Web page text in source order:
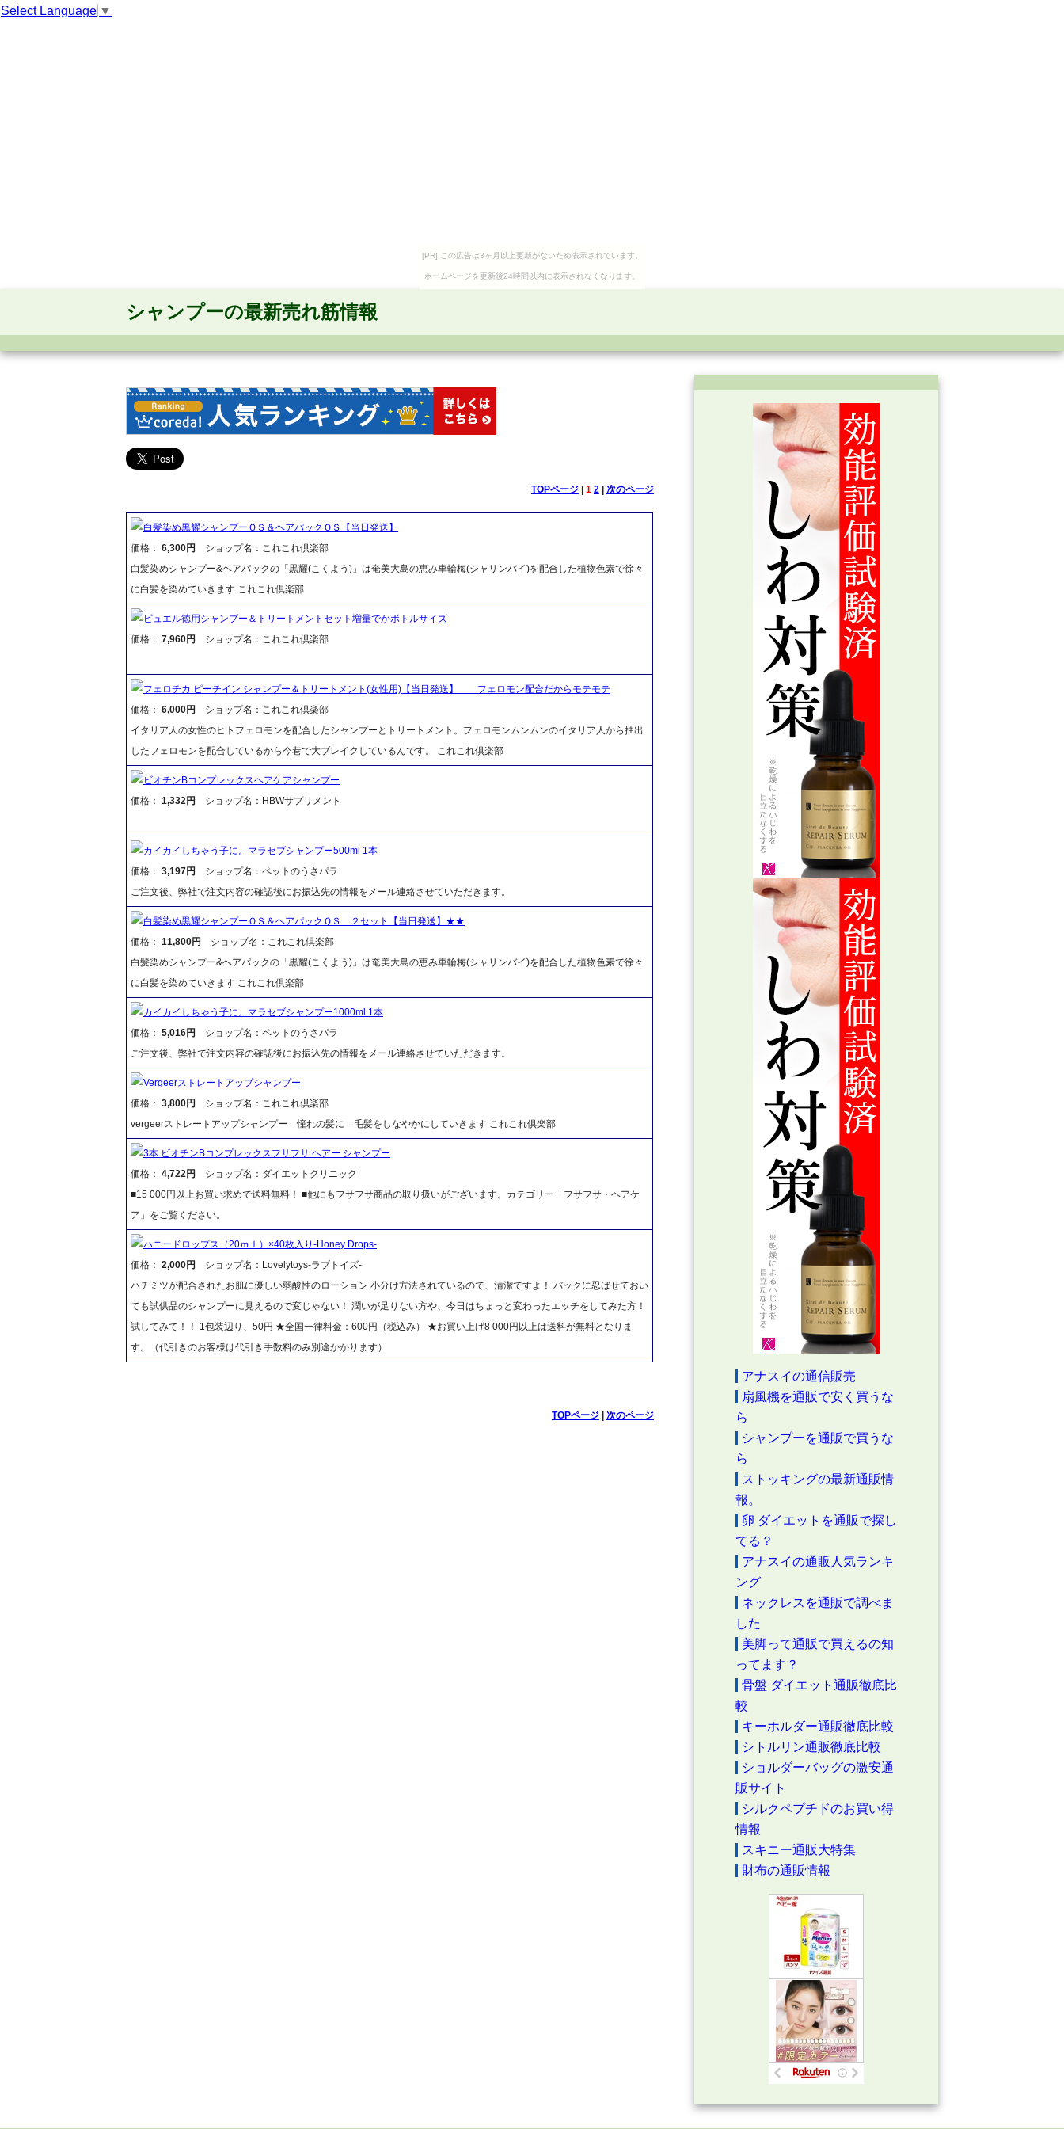
Select Language ▼
[PR] この広告は3ヶ月以上更新がないため表示されています。
ホームページを更新後24時間以内に表示されなくなります。
シャンプーの最新売れ筋情報
TOPページ| 1 2| 次のページ
白髪染め黒耀シャンプーＱＳ＆ヘアパックＱＳ【当日発送】
価格： 6,300円
ショップ名：これこれ倶楽部
白髪染めシャンプー&ヘアパックの「黒耀(こくよう)」は奄美大島の恵み車輪梅(シャリンバイ)を配合した植物色素で徐々
に白髪を染めていきます これこれ倶楽部
ピュエル徳用シャンプー＆トリートメントセット増量でかボトルサイズ
価格： 7,960円 ショップ名：これこれ倶楽部
フェロチカ ピーチイン シャンプー＆トリートメント(女性用)【当日発送】 フェロモン配合だからモテモテ
価格： 6,000円
ショップ名：これこれ倶楽部
イタリア人の女性のヒトフェロモンを配合したシャンプーとトリートメント。フェロモンムンムンのイタリア人から抽出
したフェロモンを配合しているから今巷で大ブレイクしているんです。 これこれ倶楽部
ビオチンBコンプレックスヘアケアシャンプー
価格： 1,332円 ショップ名：HBWサプリメント
カイカイしちゃう子に。マラセブシャンプー500ml 1本
価格： 3,197円
ショップ名：ペットのうさパラ
ご注文後、弊社で注文内容の確認後にお振込先の情報をメール連絡させていただきます。
白髪染め黒耀シャンプーＱＳ＆ヘアパックＱＳ ２セット【当日発送】★★
価格： 11,800円
ショップ名：これこれ倶楽部
白髪染めシャンプー&ヘアパックの「黒耀(こくよう)」は奄美大島の恵み車輪梅(シャリンバイ)を配合した植物色素で徐々
に白髪を染めていきます これこれ倶楽部
カイカイしちゃう子に。マラセブシャンプー1000ml 1本
価格： 5,016円
ショップ名：ペットのうさパラ
ご注文後、弊社で注文内容の確認後にお振込先の情報をメール連絡させていただきます。
Vergeerストレートアップシャンプー
価格： 3,800円
ショップ名：これこれ倶楽部
vergeerストレートアップシャンプー 憧れの髪に 毛髪をしなやかにしていきます これこれ倶楽部
3本 ビオチンBコンプレックスフサフサ ヘアー シャンプー
価格： 4,722円
ショップ名：ダイエットクリニック
■15 000円以上お買い求めで送料無料！ ■他にもフサフサ商品の取り扱いがございます。カテゴリー「フサフサ・ヘアケ
ア」をご覧ください。
ハニードロップス（20ｍｌ）×40枚入り-Honey Drops-
価格： 2,000円
ショップ名：Lovelytoys-ラブトイズ-
ハチミツが配合されたお肌に優しい弱酸性のローション 小分け方法されているので、清潔ですよ！ バックに忍ばせておい
ても試供品のシャンプーに見えるので変じゃない！ 潤いが足りない方や、今日はちょっと変わったエッチをしてみた方！
試してみて！！ 1包装辺り、50円 ★全国一律料金：600円（税込み） ★お買い上げ8 000円以上は送料が無料となりま
す。（代引きのお客様は代引き手数料のみ別途かかります）
TOPページ| 次のページ
アナスイの通信販売
扇風機を通販で安く買うな
ら
シャンプーを通販で買うな
ら
ストッキングの最新通販情
報。
卵 ダイエットを通販で探し
てる？
アナスイの通販人気ランキ
ング
ネックレスを通販で調べま
した
美脚って通販で買えるの知
ってます？
骨盤 ダイエット通販徹底比
較
キーホルダー通販徹底比較
シトルリン通販徹底比較
ショルダーバッグの激安通
販サイト
シルクペプチドのお買い得
情報
スキニー通販大特集
財布の通販情報